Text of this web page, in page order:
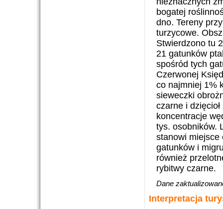
bogatej
dno. Tereny
turzycowe.
Stwierdzono tu
21 gatunków
spośród tych
Czerwonej
co najmniej 1%
sieweczki
czarne i
koncentracje
tys. osobników.
stanowi miejsce
gatunków i
również
rybitwy czarne.
Dane
Interpretacja